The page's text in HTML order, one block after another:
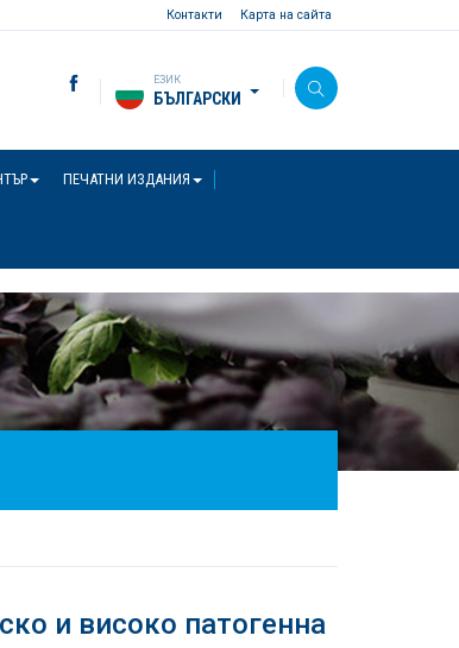
Контакти Карта на сайта
ЕЗИК
БЪЛГАРСКИ
ПЕЧАТНИ ИЗДАНИЯ
и високо патогенна